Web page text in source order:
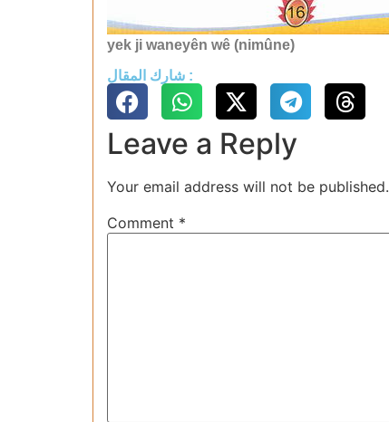
yek ji waneyên wê (nimûne)
شارك المقال :
Leave a Reply
Your email address will not be published.
Comment *